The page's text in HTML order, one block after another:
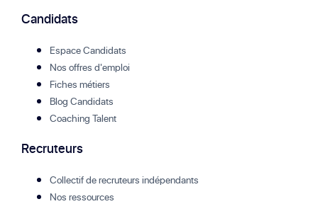
Candidats
Espace Candidats
Nos offres d'emploi
Fiches métiers
Blog Candidats
Coaching Talent
Recruteurs
Collectif de recruteurs indépendants
Nos ressources